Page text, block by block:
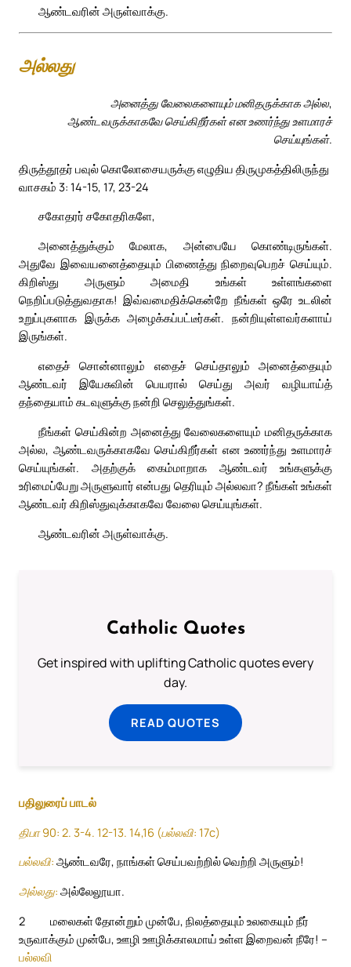
ஆண்டவரின் அருள்வாக்கு.
அல்லது
அனைத்து வேலைகளையும் மனிதருக்காக அல்ல,
ஆண்டவருக்காகவே செய்கிறீர்கள் என உணர்ந்து உளமாரச்
செய்யுங்கள்.
திருத்தூதர் பவுல் கொலோசையருக்கு எழுதிய திருமுகத்திலிருந்து
வாசகம் 3: 14-15, 17, 23-24
சகோதரர் சகோதரிகளே,
அனைத்துக்கும் மேலாக, அன்பையே கொண்டிருங்கள்.
அதுவே இவையனைத்தையும் பிணைத்து நிறைவுபெறச் செய்யும்.
கிறிஸ்து அருளும் அமைதி உங்கள் உள்ளங்களை
நெறிப்படுத்துவதாக! இவ்வமைதிக்கென்றே நீங்கள் ஒரே உடலின்
உறுப்புகளாக இருக்க அழைக்கப்பட்டீர்கள். நன்றியுள்ளவர்களாய்
இருங்கள்.
எதைச் சொன்னாலும் எதைச் செய்தாலும் அனைத்தையும்
ஆண்டவர் இயேசுவின் பெயரால் செய்து அவர் வழியாய்த்
தந்தையாம் கடவுளுக்கு நன்றி செலுத்துங்கள்.
நீங்கள் செய்கின்ற அனைத்து வேலைகளையும் மனிதருக்காக
அல்ல, ஆண்டவருக்காகவே செய்கிறீர்கள் என உணர்ந்து உளமாரச்
செய்யுங்கள். அதற்குக் கைம்மாறாக ஆண்டவர் உங்களுக்கு
உரிமைப்பேறு அருளுவார் என்பது தெரியும் அல்லவா? நீங்கள் உங்கள்
ஆண்டவர் கிறிஸ்துவுக்காகவே வேலை செய்யுங்கள்.
ஆண்டவரின் அருள்வாக்கு.
Catholic Quotes
Get inspired with uplifting Catholic quotes every
day.
READ QUOTES
பதிலுரைப் பாடல்
திபா 90: 2. 3-4. 12-13. 14,16 (பல்லவி: 17c)
பல்லவி: ஆண்டவரே, நாங்கள் செய்பவற்றில் வெற்றி அருளும்!
அல்லது: அல்லேலூயா.
2
மலைகள் தோன்றும் முன்பே, நிலத்தையும் உலகையும் நீர்
உருவாக்கும் முன்பே, ஊழி ஊழிக்காலமாய் உள்ள இறைவன் நீரே! –
பல்லவி